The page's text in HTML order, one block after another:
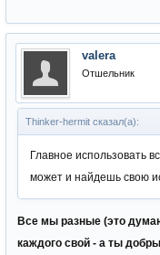
valera
Отшельник
Thinker-hermit сказал(а):
Главное использовать
может и найдешь свою
Все мы разные (это
каждого свой - а ты